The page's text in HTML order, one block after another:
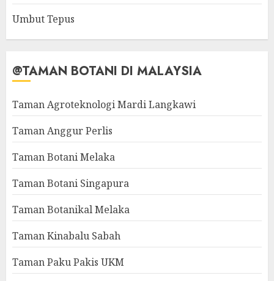
Umbut Tepus
@TAMAN BOTANI DI MALAYSIA
Taman Agroteknologi Mardi Langkawi
Taman Anggur Perlis
Taman Botani Melaka
Taman Botani Singapura
Taman Botanikal Melaka
Taman Kinabalu Sabah
Taman Paku Pakis UKM